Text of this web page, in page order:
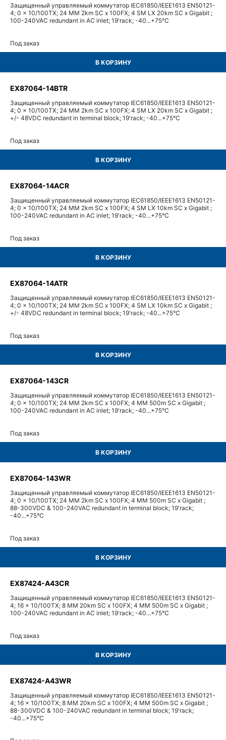
Защищенный управляемый коммутатор IEC61850/IEEE1613 EN50121-
4; 0 x 10/100TX; 24 MM 2km SC x 100FX; 4 SM LX 20km SC x Gigabit ;
100-240VAC redundant in AC inlet; 19'rack; -40...+75°С
Под заказ
В КОРЗИНУ
EX87064-14BTR
Защищенный управляемый коммутатор IEC61850/IEEE1613 EN50121-
4; 0 x 10/100TX; 24 MM 2km SC x 100FX; 4 SM LX 20km SC x Gigabit ;
+/- 48VDC redundant in terminal block; 19'rack; -40...+75°С
Под заказ
В КОРЗИНУ
EX87064-14ACR
Защищенный управляемый коммутатор IEC61850/IEEE1613 EN50121-
4; 0 x 10/100TX; 24 MM 2km SC x 100FX; 4 SM LX 10km SC x Gigabit ;
100-240VAC redundant in AC inlet; 19'rack; -40...+75°С
Под заказ
В КОРЗИНУ
EX87064-14ATR
Защищенный управляемый коммутатор IEC61850/IEEE1613 EN50121-
4; 0 x 10/100TX; 24 MM 2km SC x 100FX; 4 SM LX 10km SC x Gigabit ;
+/- 48VDC redundant in terminal block; 19'rack; -40...+75°С
Под заказ
В КОРЗИНУ
EX87064-143CR
Защищенный управляемый коммутатор IEC61850/IEEE1613 EN50121-
4; 0 x 10/100TX; 24 MM 2km SC x 100FX; 4 MM 500m SC x Gigabit ;
100-240VAC redundant in AC inlet; 19'rack; -40...+75°С
Под заказ
В КОРЗИНУ
EX87064-143WR
Защищенный управляемый коммутатор IEC61850/IEEE1613 EN50121-
4; 0 x 10/100TX; 24 MM 2km SC x 100FX; 4 MM 500m SC x Gigabit ;
88-300VDC & 100-240VAC redundant in terminal block; 19'rack;
-40...+75°С
Под заказ
В КОРЗИНУ
EX87424-A43CR
Защищенный управляемый коммутатор IEC61850/IEEE1613 EN50121-
4; 16 x 10/100TX; 8 MM 20km SC x 100FX; 4 MM 500m SC x Gigabit ;
100-240VAC redundant in AC inlet; 19'rack; -40...+75°С
Под заказ
В КОРЗИНУ
EX87424-A43WR
Защищенный управляемый коммутатор IEC61850/IEEE1613 EN50121-
4; 16 x 10/100TX; 8 MM 20km SC x 100FX; 4 MM 500m SC x Gigabit ;
88-300VDC & 100-240VAC redundant in terminal block; 19'rack;
-40...+75°С